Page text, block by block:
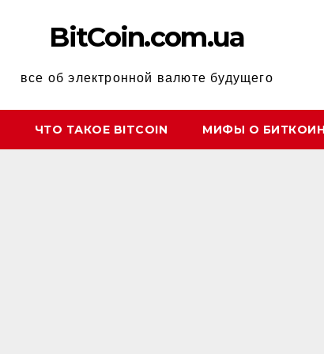
BitCoin.com.ua
все об электронной валюте будущего
ЧТО ТАКОЕ BITCOIN МИФЫ О